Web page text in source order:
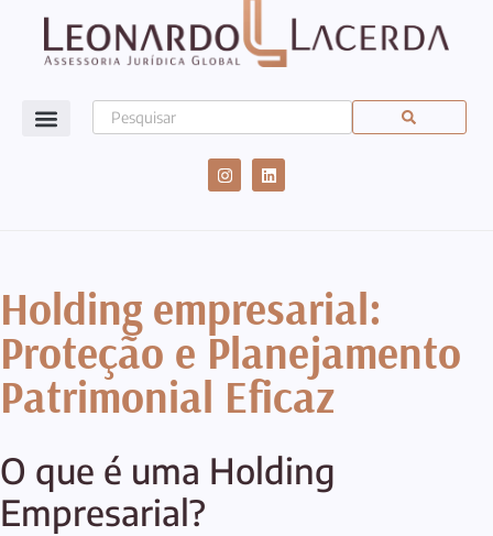
Holding empresarial:
Proteção e Planejamento
Patrimonial Eficaz
O que é uma Holding
Empresarial?